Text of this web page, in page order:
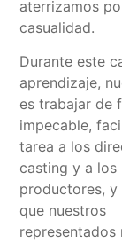
aterrizamos
casualidad.
Durante este
aprendizaje,
es trabajar de
impecable,
tarea a los
casting y a los
productores, y
que nuestros
representados